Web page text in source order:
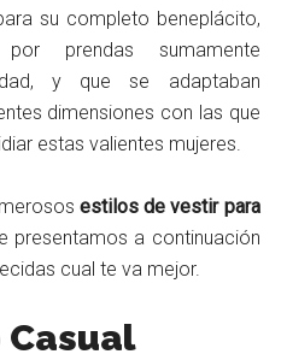
su completo beneplácito,
prendas sumamente
y que se adaptaban
dimensiones con las que
estas valientes mujeres.
estilos de vestir para
presentamos a continuación
cual te va mejor.
Casual